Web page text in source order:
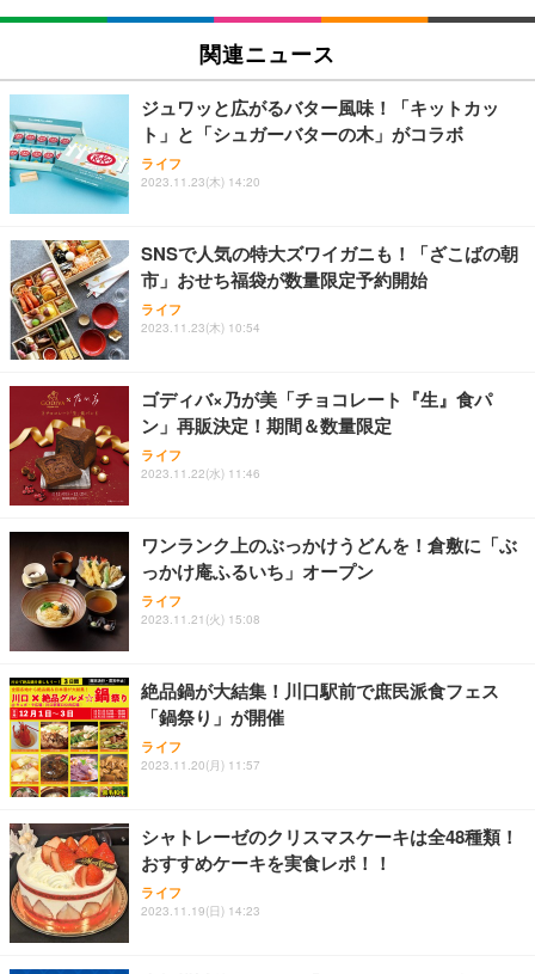
SIHOO B100 オフィスチェア／デスクチェア メッシ
ュチェア 人間工学 疲れない ブラック
￥27,999
Sezlife オフィスチェア デスクチェア 疲れない テレ
ワーク チェア 強化バックレスト 30度ロッキング機
能 人間工学 椅子 腰サポート 90度跳ね上げ式アーム
務用 おしゃれ パソコンチェア (ブラック)
Sezlife オフィスチェア デスクチェア 疲れない テレ
ワーク チェア 強化バックレスト 30度ロッキング機
能 人間工学 椅子 腰サポート 90度跳ね上げ式アーム
務用 おしゃれ パソコンチェア (ホワイト)
ANDWINT オフィスチェア デスクチェア 肘なし メ
ッシュ 通気性 ランバーサポート付き 腰サポート ガ
ス圧無段階昇降 360度回転 キャスター付き コンパク
EIZO ビジネス向けプレミアムモニター | FlexScan
【純正品】27"ゲーミングモニター DualSense 充電
フック付き（CFI-ZDM1J）
【整備済み品】Dell E2724HS 27インチ 液晶モニタ
ー フルHD（1920×1080）VA 非光沢 HDMI/DisplayP
ort/VGA スピーカー内蔵 高さ調整 スイベル VESA対
【MiniLED/24.5inch/280Hz/FHD】GRAPHT THE S
HOOTER Gaming Monitor 24” Essential ゲーミン
グモニター QD 24.5インチ 1ms FHD 量子ドット 残
Amazonベーシック ペットシーツ 厚型 ワイド 42枚
x2袋(84枚) ホワイト(吸収面:ライトブルー)
￥3,234
ネオ・ルーライフ ネオ・オムツ L 中型犬用 26枚入
り 単品
Smart Basic(スマートベーシック) 【Amazon.co.jp
限定】 Smart Basic アイリスオーヤマ ペットシーツ
超厚型 お徳用 ワイド 100枚入 (x 1) (ケース販売)
ュラー 200枚入【Amazon.co.jp限定】
関連ニュース
ジュワッと広がるバター風味！「キットカッ
ト」と「シュガーバターの木」がコラボ
ライフ
2023.11.23(木) 14:20
SNSで人気の特大ズワイガニも！「ざこばの朝
市」おせち福袋が数量限定予約開始
ライフ
2023.11.23(木) 10:54
ゴディバ×乃が美「チョコレート『生』食パ
ン」再販決定！期間＆数量限定
ライフ
2023.11.22(水) 11:46
ワンランク上のぶっかけうどんを！倉敷に「ぶ
っかけ庵ふるいち」オープン
ライフ
2023.11.21(火) 15:08
絶品鍋が大結集！川口駅前で庶民派食フェス
「鍋祭り」が開催
ライフ
2023.11.20(月) 11:57
シャトレーゼのクリスマスケーキは全48種類！
おすすめケーキを実食レポ！！
ライフ
2023.11.19(日) 14:23